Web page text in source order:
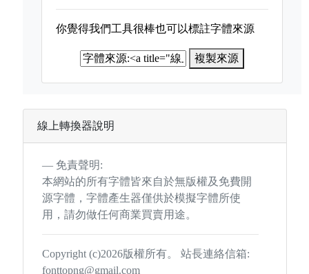
你覺得我們工具很棒也可以標註字體來源
複製來源
線上轉換器說明
免責聲明:
本網站的所有字體皆來自於無版權及免費開
源字體，字體產生器僅供於模擬字體所使
用，請勿做任何商業買賣用途。
Copyright (c)2026版權所有。 站長連絡信箱:
fonttopng@gmail.com